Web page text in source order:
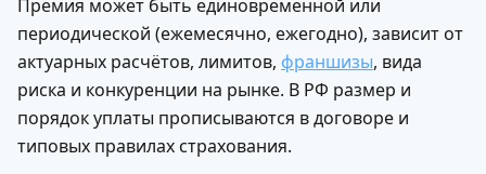
Премия может быть единовременной или
периодической (ежемесячно, ежегодно), зависит от
актуарных расчётов, лимитов, франшизы, вида
риска и конкуренции на рынке. В РФ размер и
порядок уплаты прописываются в договоре и
типовых правилах страхования.